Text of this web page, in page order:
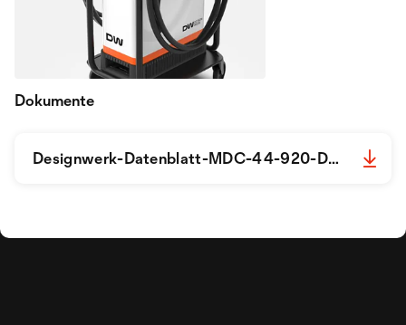
Dokumente
Designwerk-Datenblatt-MDC-44-920-DE.pdf